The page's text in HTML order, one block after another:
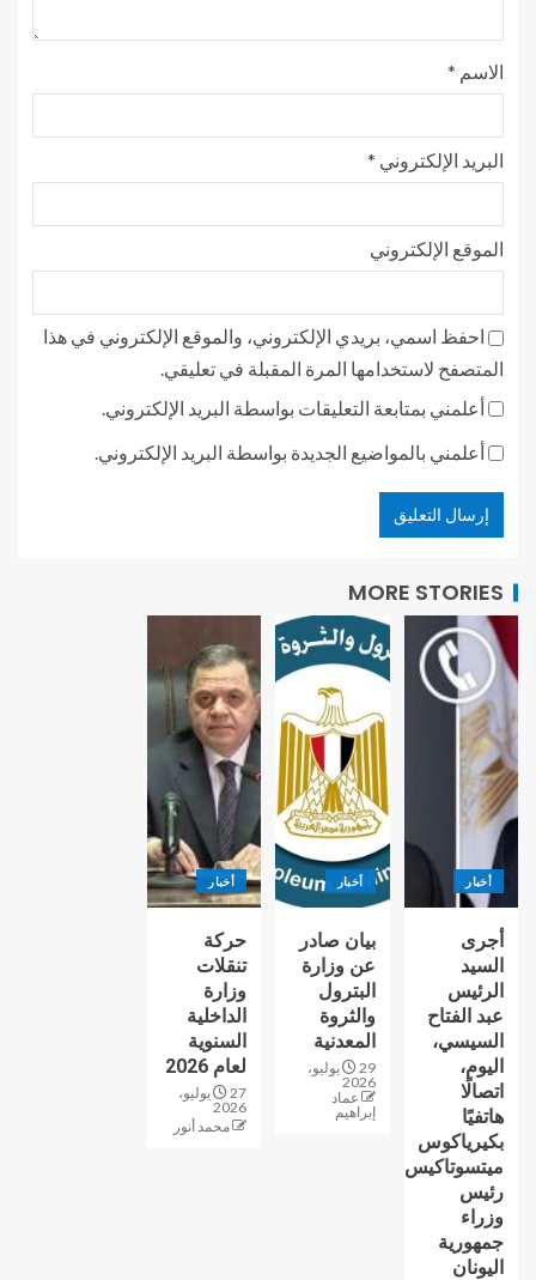
الاسم *
البريد الإلكتروني *
الموقع الإلكتروني
احفظ اسمي، بريدي الإلكتروني، والموقع الإلكتروني في هذا
المتصفح لاستخدامها المرة المقبلة في تعليقي.
أعلمني بمتابعة التعليقات بواسطة البريد الإلكتروني.
أعلمني بالمواضيع الجديدة بواسطة البريد الإلكتروني.
MORE STORIES
أخبار
أجرى
السيد
الرئيس
عبد الفتاح
السيسي،
اليوم،
اتصالًا
هاتفيًا
بكيرياكوس
ميتسوتاكيس
رئيس
وزراء
جمهورية
اليونان
أخبار
بيان صادر
عن وزارة
البترول
والثروة
المعدنية
29 يوليو،
2026
عماد
إبراهيم
أخبار
حركة
تنقلات
وزارة
الداخلية
السنوية
لعام 2026
27 يوليو،
2026
محمد أنور